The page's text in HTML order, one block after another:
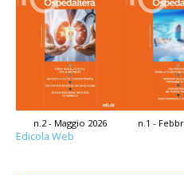
n.2 - Maggio 2026 n.1 -
Edicola Web